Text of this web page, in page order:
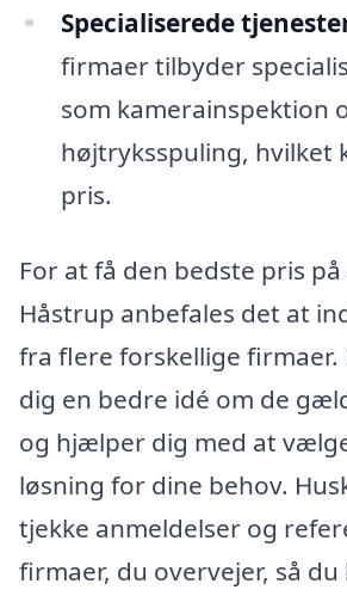
Specialiserede
firmaer tilbyder
som kamerainspektion
højtryksspuling, hvilket
pris.
For at få den bedste pris
Håstrup anbefales det at
fra flere forskellige firmaer.
dig en bedre idé om de
og hjælper dig med at
løsning for dine behov.
tjekke anmeldelser og
firmaer, du overvejer, så